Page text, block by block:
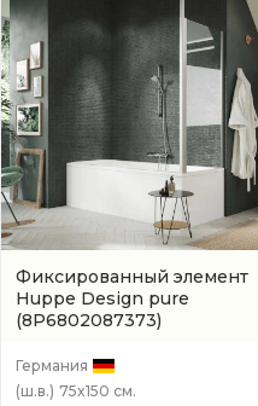
Фиксированный элемент
Huppe Design pure
(8P6802087373)
Германия
(ш.в.) 75x150 см.